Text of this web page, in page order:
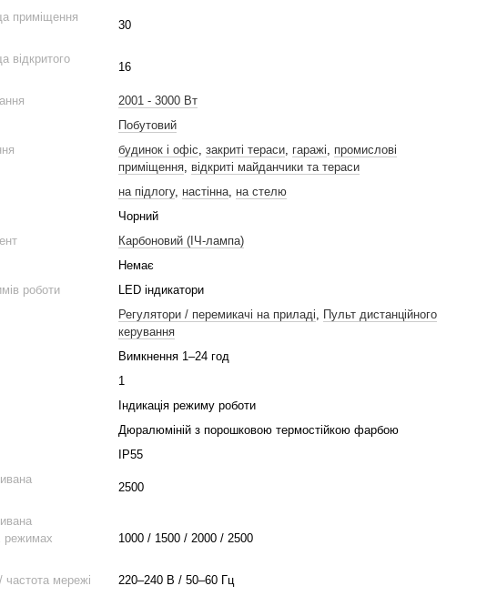
приміщення
30
відкритого
16
2001 - 3000 Вт
Побутовий
будинок і офіс, закриті тераси, гаражі, промислові
приміщення, відкриті майданчики та тераси
на підлогу, настінна, на стелю
Чорний
Карбоновий (ІЧ-лампа)
Немає
роботи
LED індикатори
Регулятори / перемикачі на приладі, Пульт дистанційного
керування
Вимкнення 1–24 год
1
Індикація режиму роботи
Дюралюміній з порошковою термостійкою фарбою
IP55
2500
режимах
1000 / 1500 / 2000 / 2500
мережі
220–240 В / 50–60 Гц